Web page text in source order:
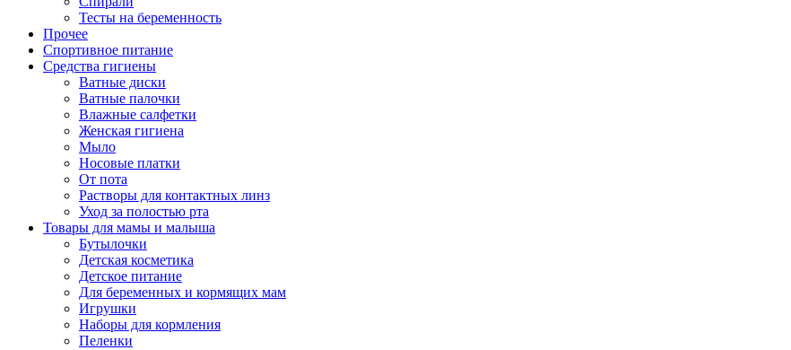
Тесты на беременность
Прочее
Спортивное питание
Средства гигиены
Ватные диски
Ватные палочки
Влажные салфетки
Женская гигиена
Мыло
Носовые платки
От пота
Растворы для контактных линз
Уход за полостью рта
Товары для мамы и малыша
Бутылочки
Детская косметика
Детское питание
Для беременных и кормящих мам
Игрушки
Наборы для кормления
Пеленки